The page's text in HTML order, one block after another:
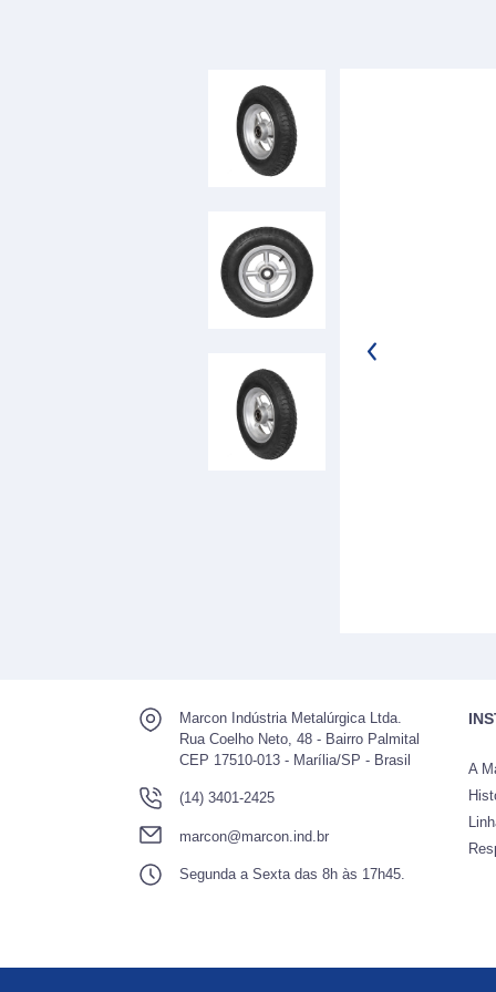
Marcon Indústria Metalúrgica Ltda.
Rua Coelho Neto, 48 - Bairro Palmital
CEP 17510-013 - Marília/SP - Brasil
(14) 3401-2425
marcon@marcon.ind.br
Segunda a Sexta das 8h às 17h45.
A